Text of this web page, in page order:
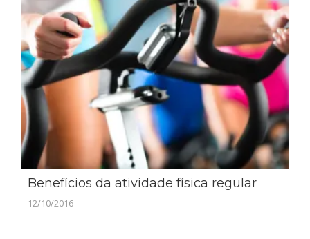
Benefícios da atividade física regular
12/10/2016